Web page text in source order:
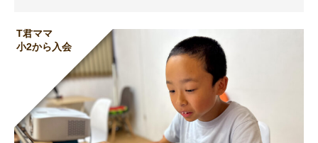
T君ママ
小2から入会